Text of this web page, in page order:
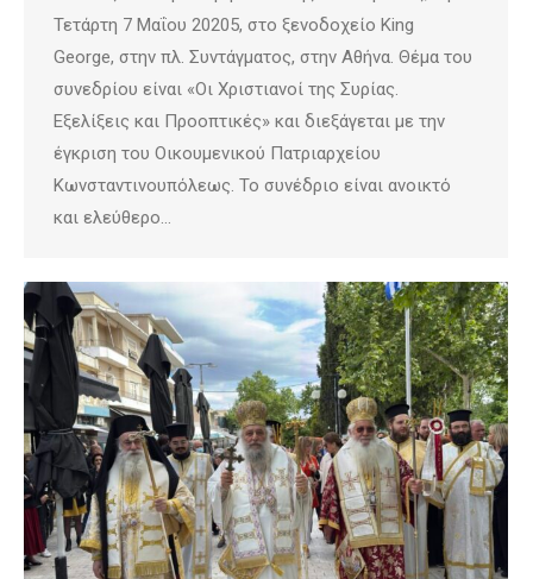
Τετάρτη 7 Μαΐου 20205, στο ξενοδοχείο King
George, στην πλ. Συντάγματος, στην Αθήνα. Θέμα του
συνεδρίου είναι «Οι Χριστιανοί της Συρίας.
Εξελίξεις και Προοπτικές» και διεξάγεται με την
έγκριση του Οικουμενικού Πατριαρχείου
Κωνσταντινουπόλεως. Το συνέδριο είναι ανοικτό
και ελεύθερο…